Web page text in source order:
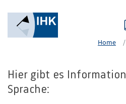
Home
Hier gibt es
Sprache: